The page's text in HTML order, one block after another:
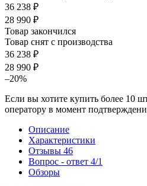
36 238 ₽
28 990 ₽
Товар закончился
Товар снят с производства
36 238 ₽
28 990 ₽
–20%
Если вы хотите купить более 10
оператору в момент
Описание
Характеристики
Отзывы 46
Вопрос - ответ 4/1
Обзоры